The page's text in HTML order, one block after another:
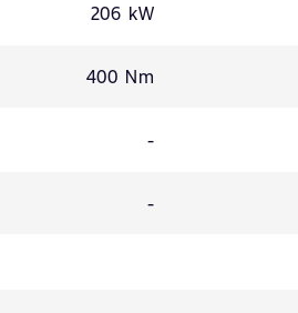
206 kW
400 Nm
-
-